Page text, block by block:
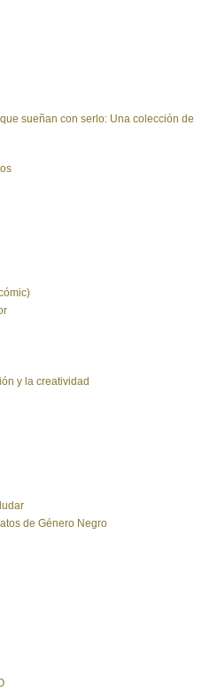
sueñan con serlo: Una colección de
y la creatividad
de Género Negro